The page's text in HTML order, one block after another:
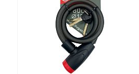
Купить в 1 клик Сравнение
В избранное В наличии